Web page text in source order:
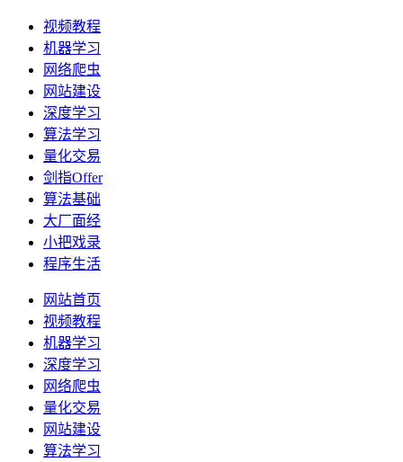
视频教程
机器学习
网络爬虫
网站建设
深度学习
算法学习
量化交易
剑指Offer
算法基础
大厂面经
小把戏录
程序生活
网站首页
视频教程
机器学习
深度学习
网络爬虫
量化交易
网站建设
算法学习